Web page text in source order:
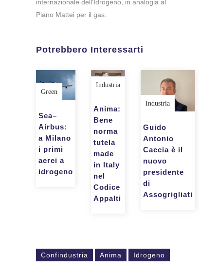
internazionale dell’Idrogeno, in analogia al
Piano Mattei per il gas.
Potrebbero Interessarti
Green
Sea–
Airbus:
a Milano
i primi
aerei a
idrogeno
Industria
Anima:
Bene
norma
tutela
made
in Italy
nel
Codice
Appalti
Industria
Guido
Antonio
Caccia è il
nuovo
presidente
di
Assogrigliati
Confindustria Anima Idrogeno